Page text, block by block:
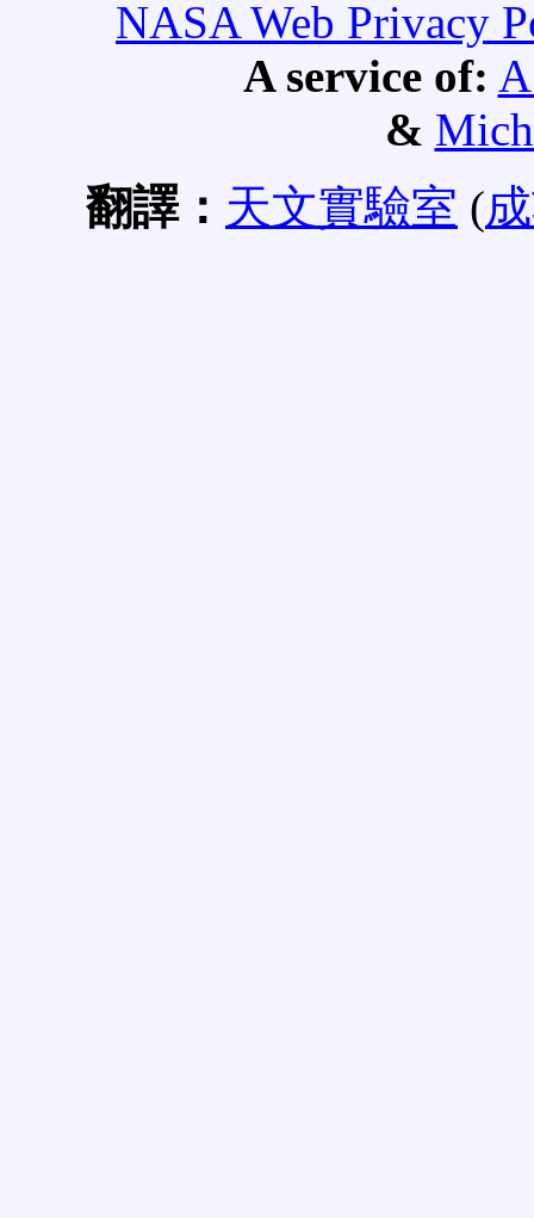
NASA Web Privacy
A service of:
&
翻譯： 天文實驗室 (